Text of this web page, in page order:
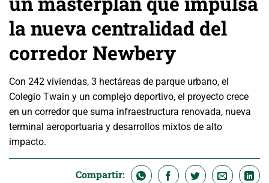
la nueva centralidad del
corredor Newbery
Con 242 viviendas, 3 hectáreas de parque urbano, el
Colegio Twain y un complejo deportivo, el proyecto crece
en un corredor que suma infraestructura renovada, nueva
terminal aeroportuaria y desarrollos mixtos de alto
impacto.
Compartir: